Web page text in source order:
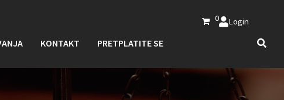
0 Login
KONTAKT PRETPLATITE SE